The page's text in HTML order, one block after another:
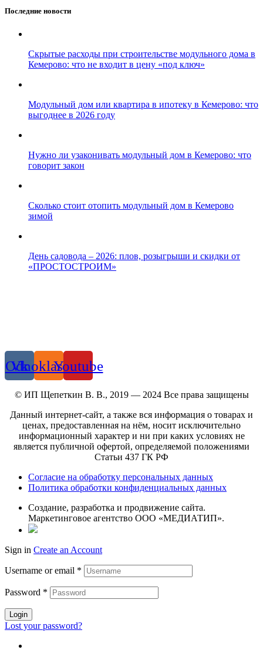
Навигация
Последние новости
Скрытые расходы при строительстве модульного дома в
Кемерово: что не входит в цену «под ключ»
Модульный дом или квартира в ипотеку в Кемерово: что
выгоднее в 2026 году
Нужно ли узаконивать модульный дом в Кемерово: что
говорит закон
Сколько стоит отопить модульный дом в Кемерово
зимой
День садовода – 2026: плов, розыгрыши и скидки от
«ПРОСТОСТРОИМ»
Vk
Odnoklassniki
Youtube
© ИП Щепеткин В. В., 2019 — 2024 Все права защищены
Данный интернет-сайт, а также вся информация о товарах и
ценах, предоставленная на нём, носит исключительно
информационный характер и ни при каких условиях не
является публичной офертой, определяемой положениями
Статьи 437 ГК РФ
Согласие на обработку персональных данных
Политика обработки конфиденциальных данных
Создание, разработка и продвижение сайта.
Маркетинговое агентство ООО «МЕДИАТИП».
Sign in Create an Account
Username or email *
Password *
Login
Lost your password?